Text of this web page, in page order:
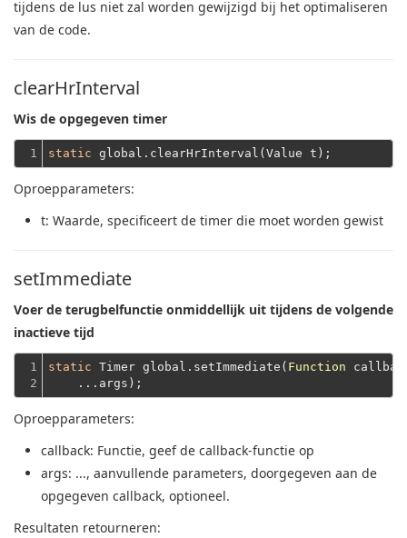
tijdens de lus niet zal worden gewijzigd bij het optimaliseren
van de code.
clearHrInterval
Wis de opgegeven timer
1 static
Oproepparameters:
t: Waarde, specificeert de timer die moet worden gewist
setImmediate
Voer de terugbelfunctie onmiddellijk uit tijdens de volgende
inactieve tijd
1
2
static Timer global.setImmediate( Function
    ...args);
Oproepparameters:
callback: Functie, geef de callback-functie op
args: ..., aanvullende parameters, doorgegeven aan de
opgegeven callback, optioneel.
Resultaten retourneren: